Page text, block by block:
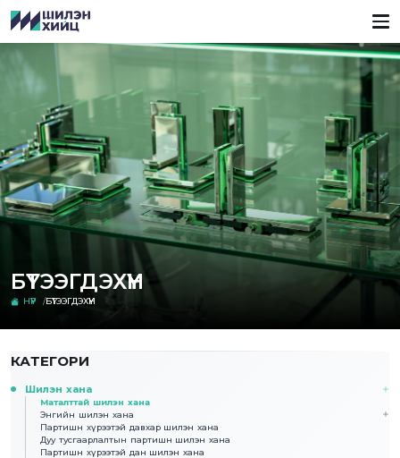
БҮТЭЭГДЭХҮҮН
НҮҮР БҮТЭЭГДЭХҮҮН
КАТЕГОРИ
Шилэн хана
Маталттай шилэн хана
Энгийн шилэн хана
Партишн хүрээтэй давхар шилэн хана
Дуу тусгаарлалтын партишн шилэн хана
Партишн хүрээтэй дан шилэн хана